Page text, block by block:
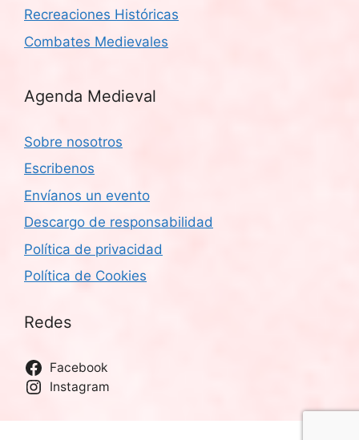
Recreaciones Históricas
Combates Medievales
Agenda Medieval
Sobre nosotros
Escribenos
Envíanos un evento
Descargo de responsabilidad
Política de privacidad
Política de Cookies
Redes
Facebook
Instagram